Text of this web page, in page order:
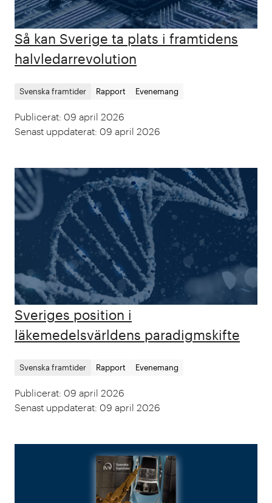
Så kan Sverige ta plats i framtidens
halvledarrevolution
Svenska framtider Rapport Evenemang
Publicerat: 09 april 2026
Senast uppdaterat: 09 april 2026
Sveriges position i
läkemedelsvärldens paradigmskifte
Svenska framtider Rapport Evenemang
Publicerat: 09 april 2026
Senast uppdaterat: 09 april 2026